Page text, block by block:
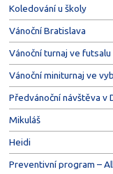
Koledování u školy
Vánoční Bratislava
Vánoční turnaj ve futsalu
Vánoční miniturnaj ve
Předvánoční návštěva v
Mikuláš
Heidi
Preventivní program –